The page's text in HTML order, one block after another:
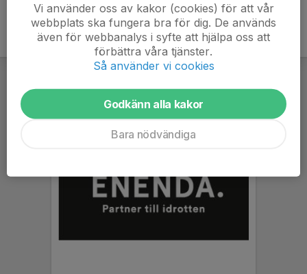
Vi använder oss av kakor (cookies) för att vår
webbplats ska fungera bra för dig. De används
även för webbanalys i syfte att hjälpa oss att
förbättra våra tjänster.
Så använder vi cookies
Godkänn alla kakor
Bara nödvändiga